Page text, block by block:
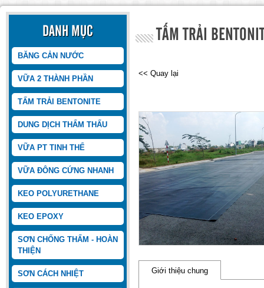
DANH MỤC
BĂNG CẢN NƯỚC
VỮA 2 THÀNH PHẦN
TẤM TRẢI BENTONITE
DUNG DỊCH THẨM THẤU
VỮA PT TINH THỂ
VỮA ĐÔNG CỨNG NHANH
KEO POLYURETHANE
KEO EPOXY
SƠN CHỐNG THẤM - HOÀN
THIỆN
SƠN CÁCH NHIỆT
INDOSEAL
HIDROTECMA_SP
TECMA ADMIX CRYSTAL
TẤM TRẢI
<< Quay lại
Giới thiệu chung